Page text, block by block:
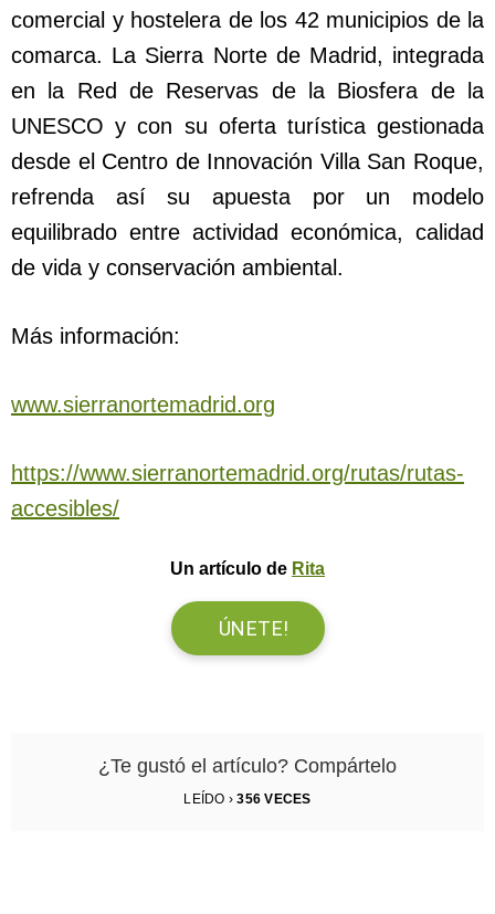
comercial y hostelera de los 42 municipios de la
comarca. La Sierra Norte de Madrid, integrada
en la Red de Reservas de la Biosfera de la
UNESCO y con su oferta turística gestionada
desde el Centro de Innovación Villa San Roque,
refrenda así su apuesta por un modelo
equilibrado entre actividad económica, calidad
de vida y conservación ambiental.
Más información:
www.sierranortemadrid.org
https://www.sierranortemadrid.org/rutas/rutas-
accesibles/
Un artículo de Rita
ÚNETE!
¿Te gustó el artículo? Compártelo
LEÍDO ›356 VECES